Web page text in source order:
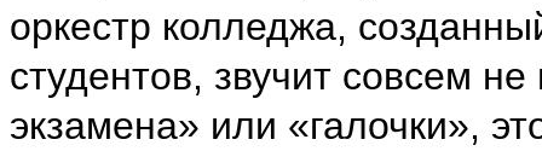
оркестр колледжа,
студентов, звучит совсем
экзамена» или «галочки»,